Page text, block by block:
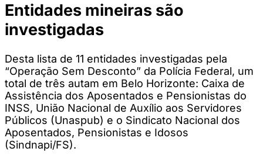
Entidades mineiras são
investigadas
Desta lista de 11 entidades investigadas pela
“Operação Sem Desconto” da Polícia Federal, um
total de três autam em Belo Horizonte: Caixa de
Assistência dos Aposentados e Pensionistas do
INSS, União Nacional de Auxílio aos Servidores
Públicos (Unaspub) e o Sindicato Nacional dos
Aposentados, Pensionistas e Idosos
(Sindnapi/FS).